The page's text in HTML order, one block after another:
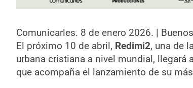
Comunicarles. 8 de enero 2026. |
El próximo 10 de abril, Redimi2, una de
urbana cristiana a nivel mundial, llegará
que acompaña el lanzamiento de su